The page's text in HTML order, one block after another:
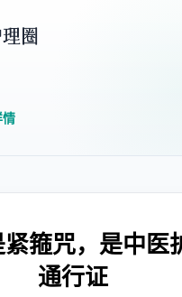
情
箍咒，是中医
通行证